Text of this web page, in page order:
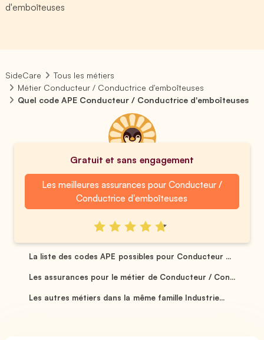
d'emboîteuses
SideCare
Tous les métiers
Métier Conducteur / Conductrice d'emboîteuses
Quel code APE Conducteur / Conductrice d'emboîteuses
Gratuit et sans engagement
Les meilleures assurances pour Conducteur /
Conductrice d'emboîteuses
La liste des codes APE possibles pour Conducteur ...
Les assurances pour le métier de Conducteur / Con...
Les autres métiers dans la même famille Industrie...